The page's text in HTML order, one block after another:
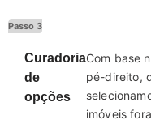
Passo 3
Curadoria
de
opções
Com base
pé-direito,
imóveis